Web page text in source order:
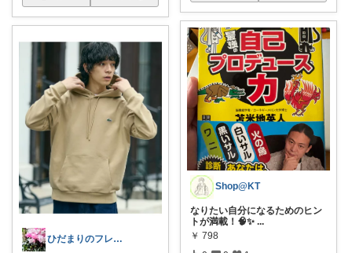
ひだまりのフレンチ🩷ガーデン
Shop@KT
なりたい自分になるためのヒン
トが満載！🧠✨ ...
￥ 798